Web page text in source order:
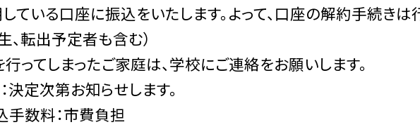
ている口座に振込をいたします。よって、口座の解約手続き
、転出予定者も含む）
ってしまったご家庭は、学校にご連絡をお願いします。
次第お知らせします。
数料：市費負担